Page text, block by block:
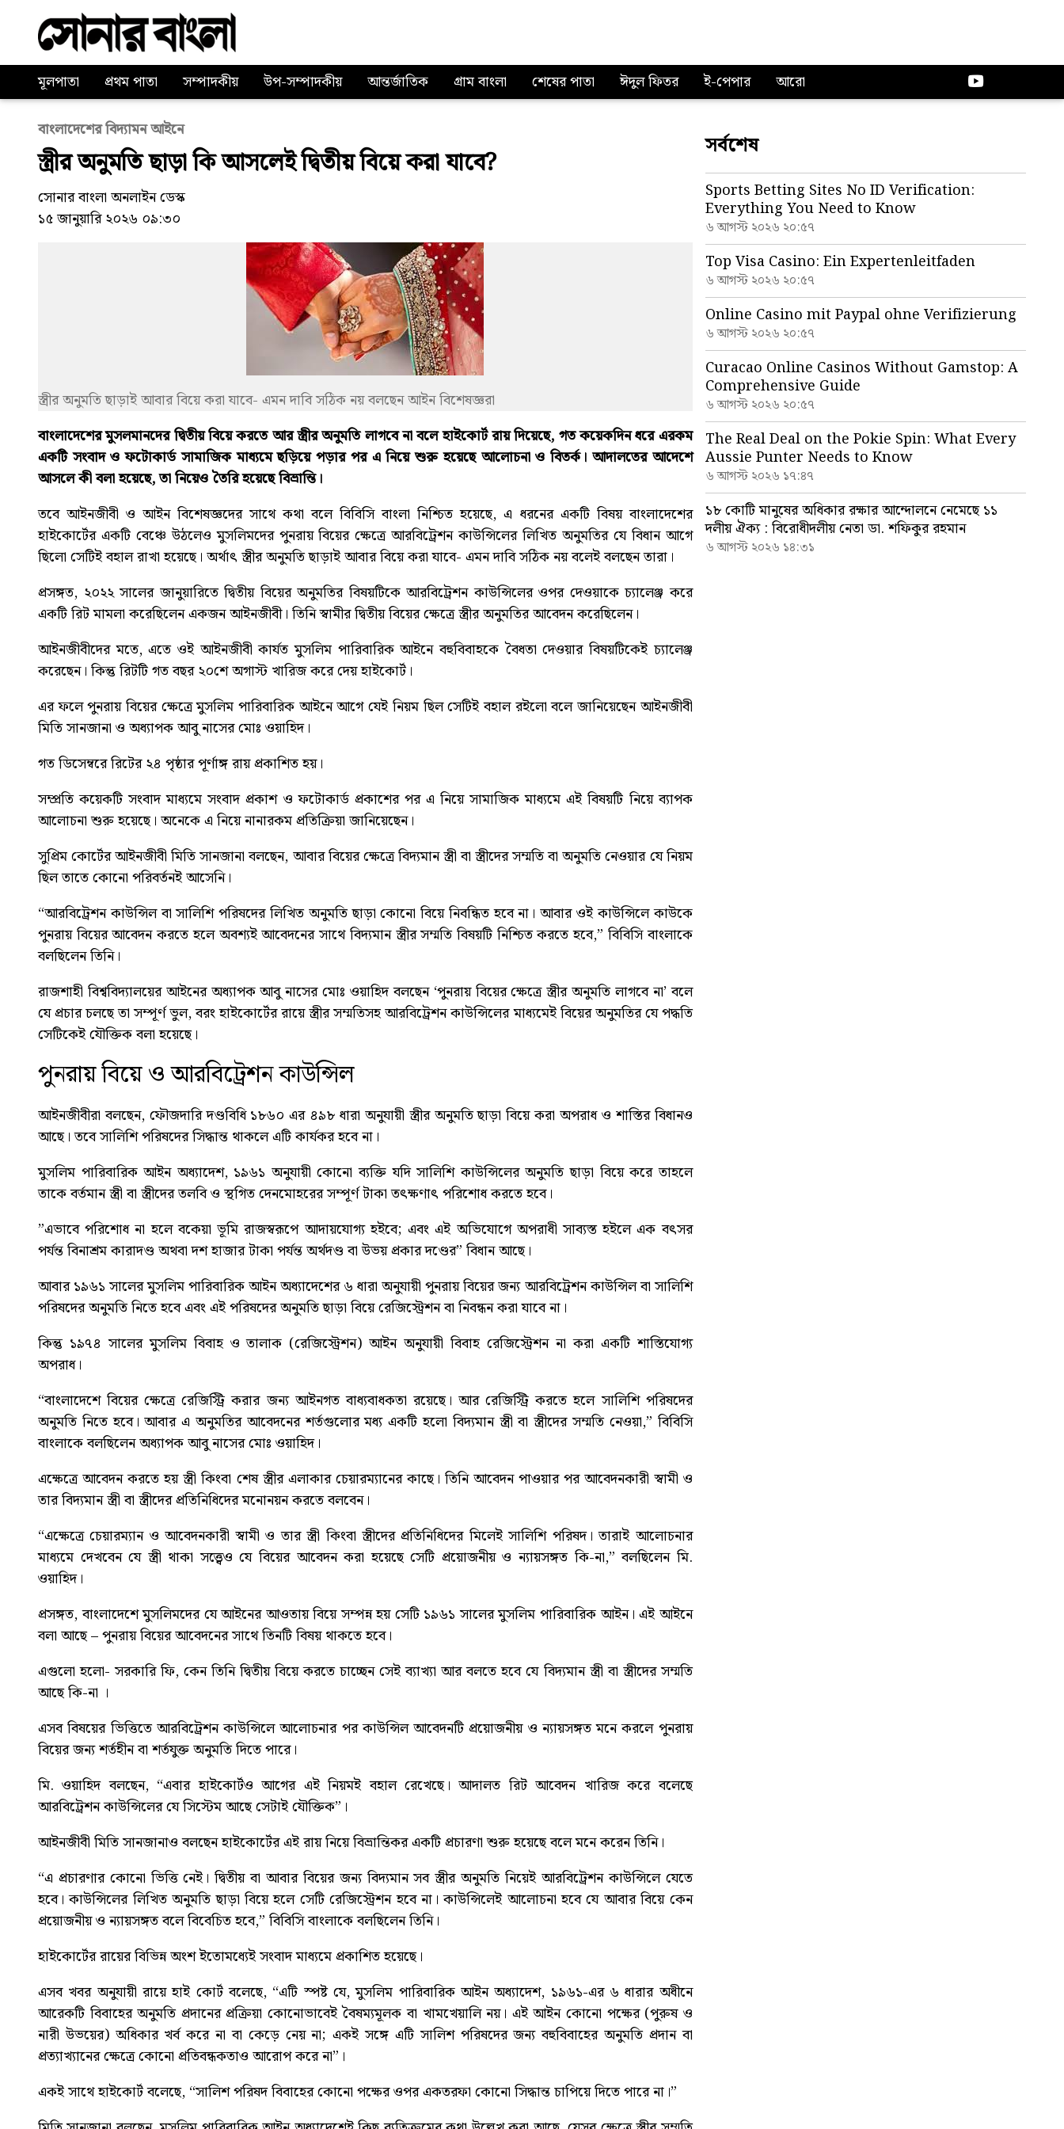
মূলপাতা প্রথম পাতা সম্পাদকীয় উপ-সম্পাদকীয় আন্তর্জাতিক গ্রাম বাংলা শেষের পাতা ঈদুল ফিতর ই-পেপার আরো
বাংলাদেশের বিদ্যামন আইনে
স্ত্রীর অনুমতি ছাড়া কি আসলেই দ্বিতীয় বিয়ে করা যাবে?
সোনার বাংলা অনলাইন ডেস্ক
১৫ জানুয়ারি ২০২৬ ০৯:৩০
স্ত্রীর অনুমতি ছাড়াই আবার বিয়ে করা যাবে- এমন দাবি সঠিক নয় বলছেন আইন বিশেষজ্ঞরা
বাংলাদেশের মুসলমানদের দ্বিতীয় বিয়ে করতে আর স্ত্রীর অনুমতি লাগবে না বলে হাইকোর্ট রায় দিয়েছে, গত কয়েকদিন ধরে এরকম
একটি সংবাদ ও ফটোকার্ড সামাজিক মাধ্যমে ছড়িয়ে পড়ার পর এ নিয়ে শুরু হয়েছে আলোচনা ও বিতর্ক। আদালতের আদেশে
আসলে কী বলা হয়েছে, তা নিয়েও তৈরি হয়েছে বিভ্রান্তি।
তবে আইনজীবী ও আইন বিশেষজ্ঞদের সাথে কথা বলে বিবিসি বাংলা নিশ্চিত হয়েছে, এ ধরনের একটি বিষয় বাংলাদেশের
হাইকোর্টের একটি বেঞ্চে উঠলেও মুসলিমদের পুনরায় বিয়ের ক্ষেত্রে আরবিট্রেশন কাউন্সিলের লিখিত অনুমতির যে বিধান আগে
ছিলো সেটিই বহাল রাখা হয়েছে। অর্থাৎ স্ত্রীর অনুমতি ছাড়াই আবার বিয়ে করা যাবে- এমন দাবি সঠিক নয় বলেই বলছেন তারা।
প্রসঙ্গত, ২০২২ সালের জানুয়ারিতে দ্বিতীয় বিয়ের অনুমতির বিষয়টিকে আরবিট্রেশন কাউন্সিলের ওপর দেওয়াকে চ্যালেঞ্জ করে
একটি রিট মামলা করেছিলেন একজন আইনজীবী। তিনি স্বামীর দ্বিতীয় বিয়ের ক্ষেত্রে স্ত্রীর অনুমতির আবেদন করেছিলেন।
আইনজীবীদের মতে, এতে ওই আইনজীবী কার্যত মুসলিম পারিবারিক আইনে বহুবিবাহকে বৈধতা দেওয়ার বিষয়টিকেই চ্যালেঞ্জ
করেছেন। কিন্তু রিটটি গত বছর ২০শে অগাস্ট খারিজ করে দেয় হাইকোর্ট।
এর ফলে পুনরায় বিয়ের ক্ষেত্রে মুসলিম পারিবারিক আইনে আগে যেই নিয়ম ছিল সেটিই বহাল রইলো বলে জানিয়েছেন আইনজীবী
মিতি সানজানা ও অধ্যাপক আবু নাসের মোঃ ওয়াহিদ।
গত ডিসেম্বরে রিটের ২৪ পৃষ্ঠার পূর্ণাঙ্গ রায় প্রকাশিত হয়।
সম্প্রতি কয়েকটি সংবাদ মাধ্যমে সংবাদ প্রকাশ ও ফটোকার্ড প্রকাশের পর এ নিয়ে সামাজিক মাধ্যমে এই বিষয়টি নিয়ে ব্যাপক
আলোচনা শুরু হয়েছে। অনেকে এ নিয়ে নানারকম প্রতিক্রিয়া জানিয়েছেন।
সুপ্রিম কোর্টের আইনজীবী মিতি সানজানা বলছেন, আবার বিয়ের ক্ষেত্রে বিদ্যমান স্ত্রী বা স্ত্রীদের সম্মতি বা অনুমতি নেওয়ার যে নিয়ম
ছিল তাতে কোনো পরিবর্তনই আসেনি।
“আরবিট্রেশন কাউন্সিল বা সালিশি পরিষদের লিখিত অনুমতি ছাড়া কোনো বিয়ে নিবন্ধিত হবে না। আবার ওই কাউন্সিলে কাউকে
পুনরায় বিয়ের আবেদন করতে হলে অবশ্যই আবেদনের সাথে বিদ্যমান স্ত্রীর সম্মতি বিষয়টি নিশ্চিত করতে হবে,” বিবিসি বাংলাকে
বলছিলেন তিনি।
রাজশাহী বিশ্ববিদ্যালয়ের আইনের অধ্যাপক আবু নাসের মোঃ ওয়াহিদ বলছেন ‘পুনরায় বিয়ের ক্ষেত্রে স্ত্রীর অনুমতি লাগবে না’ বলে
যে প্রচার চলছে তা সম্পূর্ণ ভুল, বরং হাইকোর্টের রায়ে স্ত্রীর সম্মতিসহ আরবিট্রেশন কাউন্সিলের মাধ্যমেই বিয়ের অনুমতির যে পদ্ধতি
সেটিকেই যৌক্তিক বলা হয়েছে।
পুনরায় বিয়ে ও আরবিট্রেশন কাউন্সিল
আইনজীবীরা বলছেন, ফৌজদারি দণ্ডবিধি ১৮৬০ এর ৪৯৮ ধারা অনুযায়ী স্ত্রীর অনুমতি ছাড়া বিয়ে করা অপরাধ ও শাস্তির বিধানও
আছে। তবে সালিশি পরিষদের সিদ্ধান্ত থাকলে এটি কার্যকর হবে না।
মুসলিম পারিবারিক আইন অধ্যাদেশ, ১৯৬১ অনুযায়ী কোনো ব্যক্তি যদি সালিশি কাউন্সিলের অনুমতি ছাড়া বিয়ে করে তাহলে
তাকে বর্তমান স্ত্রী বা স্ত্রীদের তলবি ও স্থগিত দেনমোহরের সম্পূর্ণ টাকা তৎক্ষণাৎ পরিশোধ করতে হবে।
”এভাবে পরিশোধ না হলে বকেয়া ভূমি রাজস্বরূপে আদায়যোগ্য হইবে; এবং এই অভিযোগে অপরাধী সাব্যস্ত হইলে এক বৎসর
পর্যন্ত বিনাশ্রম কারাদণ্ড অথবা দশ হাজার টাকা পর্যন্ত অর্থদণ্ড বা উভয় প্রকার দণ্ডের” বিধান আছে।
আবার ১৯৬১ সালের মুসলিম পারিবারিক আইন অধ্যাদেশের ৬ ধারা অনুযায়ী পুনরায় বিয়ের জন্য আরবিট্রেশন কাউন্সিল বা সালিশি
পরিষদের অনুমতি নিতে হবে এবং এই পরিষদের অনুমতি ছাড়া বিয়ে রেজিস্ট্রেশন বা নিবন্ধন করা যাবে না।
কিন্তু ১৯৭৪ সালের মুসলিম বিবাহ ও তালাক (রেজিস্ট্রেশন) আইন অনুযায়ী বিবাহ রেজিস্ট্রেশন না করা একটি শাস্তিযোগ্য
অপরাধ।
“বাংলাদেশে বিয়ের ক্ষেত্রে রেজিস্ট্রি করার জন্য আইনগত বাধ্যবাধকতা রয়েছে। আর রেজিস্ট্রি করতে হলে সালিশি পরিষদের
অনুমতি নিতে হবে। আবার এ অনুমতির আবেদনের শর্তগুলোর মধ্য একটি হলো বিদ্যমান স্ত্রী বা স্ত্রীদের সম্মতি নেওয়া,” বিবিসি
বাংলাকে বলছিলেন অধ্যাপক আবু নাসের মোঃ ওয়াহিদ।
এক্ষেত্রে আবেদন করতে হয় স্ত্রী কিংবা শেষ স্ত্রীর এলাকার চেয়ারম্যানের কাছে। তিনি আবেদন পাওয়ার পর আবেদনকারী স্বামী ও
তার বিদ্যমান স্ত্রী বা স্ত্রীদের প্রতিনিধিদের মনোনয়ন করতে বলবেন।
“এক্ষেত্রে চেয়ারম্যান ও আবেদনকারী স্বামী ও তার স্ত্রী কিংবা স্ত্রীদের প্রতিনিধিদের মিলেই সালিশি পরিষদ। তারাই আলোচনার
মাধ্যমে দেখবেন যে স্ত্রী থাকা সত্ত্বেও যে বিয়ের আবেদন করা হয়েছে সেটি প্রয়োজনীয় ও ন্যায়সঙ্গত কি-না,” বলছিলেন মি.
ওয়াহিদ।
প্রসঙ্গত, বাংলাদেশে মুসলিমদের যে আইনের আওতায় বিয়ে সম্পন্ন হয় সেটি ১৯৬১ সালের মুসলিম পারিবারিক আইন। এই আইনে
বলা আছে – পুনরায় বিয়ের আবেদনের সাথে তিনটি বিষয় থাকতে হবে।
এগুলো হলো- সরকারি ফি, কেন তিনি দ্বিতীয় বিয়ে করতে চাচ্ছেন সেই ব্যাখ্যা আর বলতে হবে যে বিদ্যমান স্ত্রী বা স্ত্রীদের সম্মতি
আছে কি-না ।
এসব বিষয়ের ভিত্তিতে আরবিট্রেশন কাউন্সিলে আলোচনার পর কাউন্সিল আবেদনটি প্রয়োজনীয় ও ন্যায়সঙ্গত মনে করলে পুনরায়
বিয়ের জন্য শর্তহীন বা শর্তযুক্ত অনুমতি দিতে পারে।
মি. ওয়াহিদ বলছেন, “এবার হাইকোর্টও আগের এই নিয়মই বহাল রেখেছে। আদালত রিট আবেদন খারিজ করে বলেছে
আরবিট্রেশন কাউন্সিলের যে সিস্টেম আছে সেটাই যৌক্তিক”।
আইনজীবী মিতি সানজানাও বলছেন হাইকোর্টের এই রায় নিয়ে বিভ্রান্তিকর একটি প্রচারণা শুরু হয়েছে বলে মনে করেন তিনি।
“এ প্রচারণার কোনো ভিত্তি নেই। দ্বিতীয় বা আবার বিয়ের জন্য বিদ্যমান সব স্ত্রীর অনুমতি নিয়েই আরবিট্রেশন কাউন্সিলে যেতে
হবে। কাউন্সিলের লিখিত অনুমতি ছাড়া বিয়ে হলে সেটি রেজিস্ট্রেশন হবে না। কাউন্সিলেই আলোচনা হবে যে আবার বিয়ে কেন
প্রয়োজনীয় ও ন্যায়সঙ্গত বলে বিবেচিত হবে,” বিবিসি বাংলাকে বলছিলেন তিনি।
হাইকোর্টের রায়ের বিভিন্ন অংশ ইতোমধ্যেই সংবাদ মাধ্যমে প্রকাশিত হয়েছে।
এসব খবর অনুযায়ী রায়ে হাই কোর্ট বলেছে, “এটি স্পষ্ট যে, মুসলিম পারিবারিক আইন অধ্যাদেশ, ১৯৬১-এর ৬ ধারার অধীনে
আরেকটি বিবাহের অনুমতি প্রদানের প্রক্রিয়া কোনোভাবেই বৈষম্যমূলক বা খামখেয়ালি নয়। এই আইন কোনো পক্ষের (পুরুষ ও
নারী উভয়ের) অধিকার খর্ব করে না বা কেড়ে নেয় না; একই সঙ্গে এটি সালিশ পরিষদের জন্য বহুবিবাহের অনুমতি প্রদান বা
প্রত্যাখ্যানের ক্ষেত্রে কোনো প্রতিবন্ধকতাও আরোপ করে না”।
একই সাথে হাইকোর্ট বলেছে, “সালিশ পরিষদ বিবাহের কোনো পক্ষের ওপর একতরফা কোনো সিদ্ধান্ত চাপিয়ে দিতে পারে না।”
সর্বশেষ
Sports Betting Sites No ID Verification:
Everything You Need to Know
৬ আগস্ট ২০২৬ ২০:৫৭
Top Visa Casino: Ein Expertenleitfaden
৬ আগস্ট ২০২৬ ২০:৫৭
Online Casino mit Paypal ohne Verifizierung
৬ আগস্ট ২০২৬ ২০:৫৭
Curacao Online Casinos Without Gamstop: A
Comprehensive Guide
৬ আগস্ট ২০২৬ ২০:৫৭
The Real Deal on the Pokie Spin: What Every
Aussie Punter Needs to Know
৬ আগস্ট ২০২৬ ১৭:৪৭
১৮ কোটি মানুষের অধিকার রক্ষার আন্দোলনে নেমেছে ১১
দলীয় ঐক্য : বিরোধীদলীয় নেতা ডা. শফিকুর রহমান
৬ আগস্ট ২০২৬ ১৪:৩১